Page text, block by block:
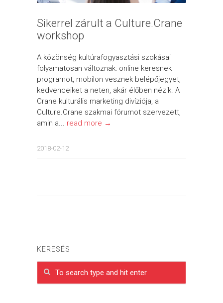
Sikerrel zárult a Culture.Crane
workshop
A közönség kultúrafogyasztási szokásai
folyamatosan változnak: online keresnek
programot, mobilon vesznek belépőjegyet,
kedvenceiket a neten, akár élőben nézik. A
Crane kulturális marketing divíziója, a
Culture.Crane szakmai fórumot szervezett,
amin a... read more →
2018-02-12
KERESÉS